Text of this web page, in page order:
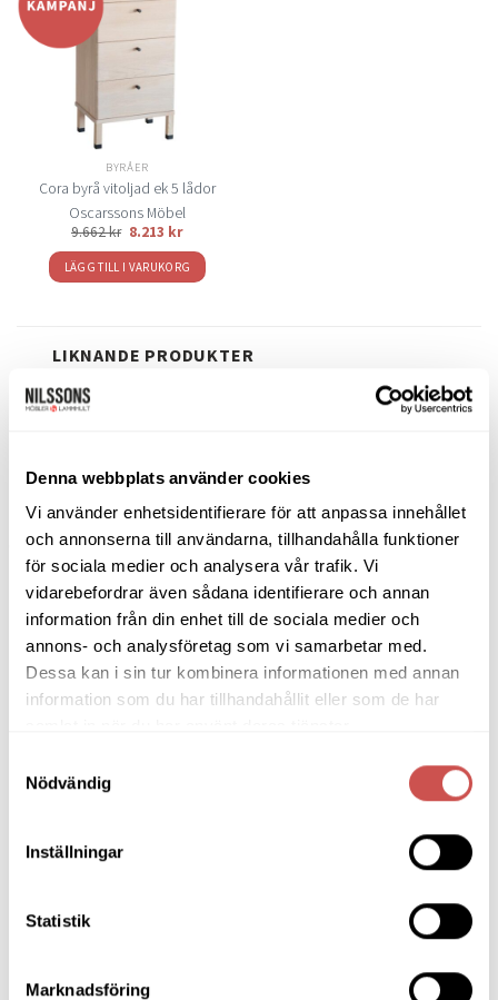
Denna webbplats använder cookies
Vi använder enhetsidentifierare för att anpassa innehållet
och annonserna till användarna, tillhandahålla funktioner
för sociala medier och analysera vår trafik. Vi
vidarebefordrar även sådana identifierare och annan
information från din enhet till de sociala medier och
annons- och analysföretag som vi samarbetar med.
Dessa kan i sin tur kombinera informationen med annan
information som du har tillhandahållit eller som de har
Nödvändig
Inställningar
Statistik
Marknadsföring
önskelistan
BYRÅER
Cora byrå vitoljad ek 5 lådor
Oscarssons Möbel
9.662kr 8.213 kr
LÄGG TILL I VARUKORG
LIKNANDE PRODUKTER
Lägg
önskelistan
Nadja byrå vitlack 4 lådor bred
Oscarssons Möbel
7.002kr 5.952 kr
önskelistan
Falsterbo skoskåp 3 fack
Mavis
8.240kr
Barstolar & Barpallar